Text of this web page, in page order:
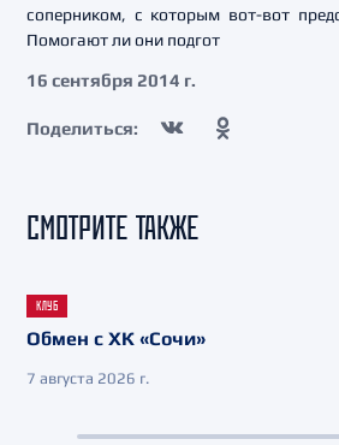
соперником, с которым вот-вот
Помогают ли они подгот
16 сентября 2014 г.
Поделиться:
СМОТРИТЕ ТАКЖЕ
КЛУБ
Обмен с ХК «Сочи»
7 августа 2026 г.